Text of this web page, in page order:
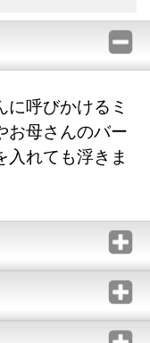
呼びかけるミ
お母さんのバー
入れても浮きま